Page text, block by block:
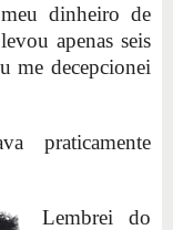
dinheiro de
apenas seis
me decepcionei
praticamente
Lembrei do